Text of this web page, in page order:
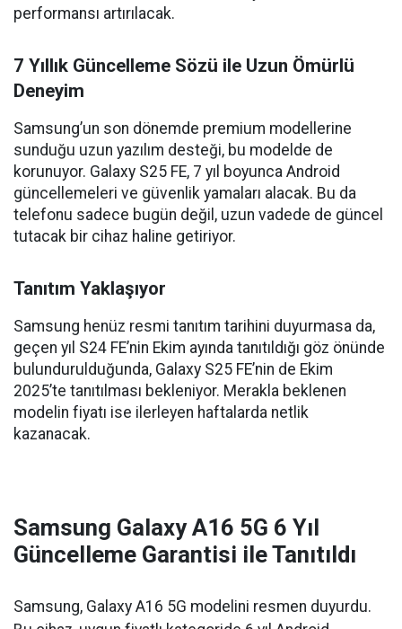
performansı artırılacak.
7 Yıllık Güncelleme Sözü ile Uzun Ömürlü
Deneyim
Samsung’un son dönemde premium modellerine
sunduğu uzun yazılım desteği, bu modelde de
korunuyor. Galaxy S25 FE, 7 yıl boyunca Android
güncellemeleri ve güvenlik yamaları alacak. Bu da
telefonu sadece bugün değil, uzun vadede de güncel
tutacak bir cihaz haline getiriyor.
Tanıtım Yaklaşıyor
Samsung henüz resmi tanıtım tarihini duyurmasa da,
geçen yıl S24 FE’nin Ekim ayında tanıtıldığı göz önünde
bulundurulduğunda, Galaxy S25 FE’nin de Ekim
2025’te tanıtılması bekleniyor. Merakla beklenen
modelin fiyatı ise ilerleyen haftalarda netlik
kazanacak.
Samsung Galaxy A16 5G 6 Yıl
Güncelleme Garantisi ile Tanıtıldı
Samsung, Galaxy A16 5G modelini resmen duyurdu.